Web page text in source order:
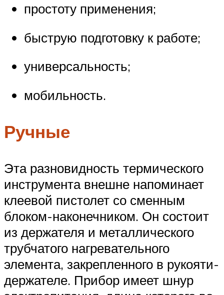
простоту применения;
быструю подготовку к работе;
универсальность;
мобильность.
Ручные
Эта разновидность термического
инструмента внешне напоминает
клеевой пистолет со сменным
блоком-наконечником. Он состоит
из держателя и металлического
трубчатого нагревательного
элемента, закрепленного в рукояти-
держателе. Прибор имеет шнур